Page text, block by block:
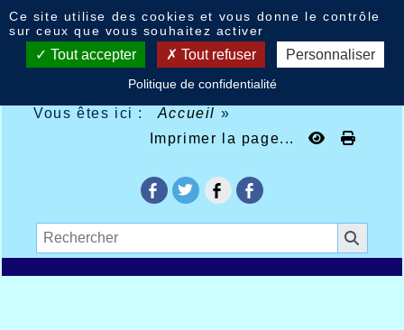
Vous êtes ici : Accueil »
Imprimer la page...
Ce site utilise des cookies et vous donne le contrôle
sur ceux que vous souhaitez activer
Tout accepter Tout refuser Personnaliser
Politique de confidentialité